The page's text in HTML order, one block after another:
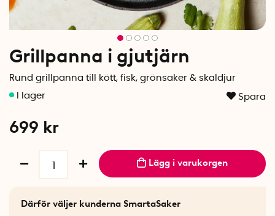
Grillpanna i gjutjärn
Rund grillpanna till kött, fisk, grönsaker & skaldjur
Spara
699 kr
Lägg i varukorgen
Därför väljer kunderna SmartaSaker